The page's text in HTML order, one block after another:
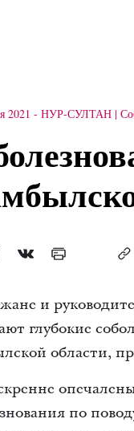
2021 - НУР-СУЛТАН
и
глубокие
области,
по